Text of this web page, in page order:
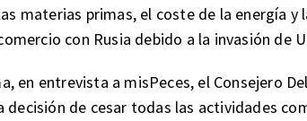
materias primas, el coste de la energía y
con Rusia debido a la invasión de
en entrevista a misPeces, el Consejero
decisión de cesar todas las actividades